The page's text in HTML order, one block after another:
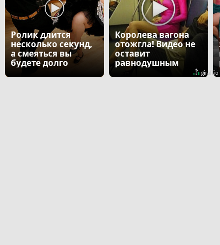
Ролик длится
несколько секунд,
а смеяться вы
будете долго
Королева вагона
отожгла! Видео не
оставит
равнодушным